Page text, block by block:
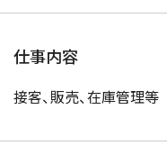
仕事内容
接客、販売、在庫管理等